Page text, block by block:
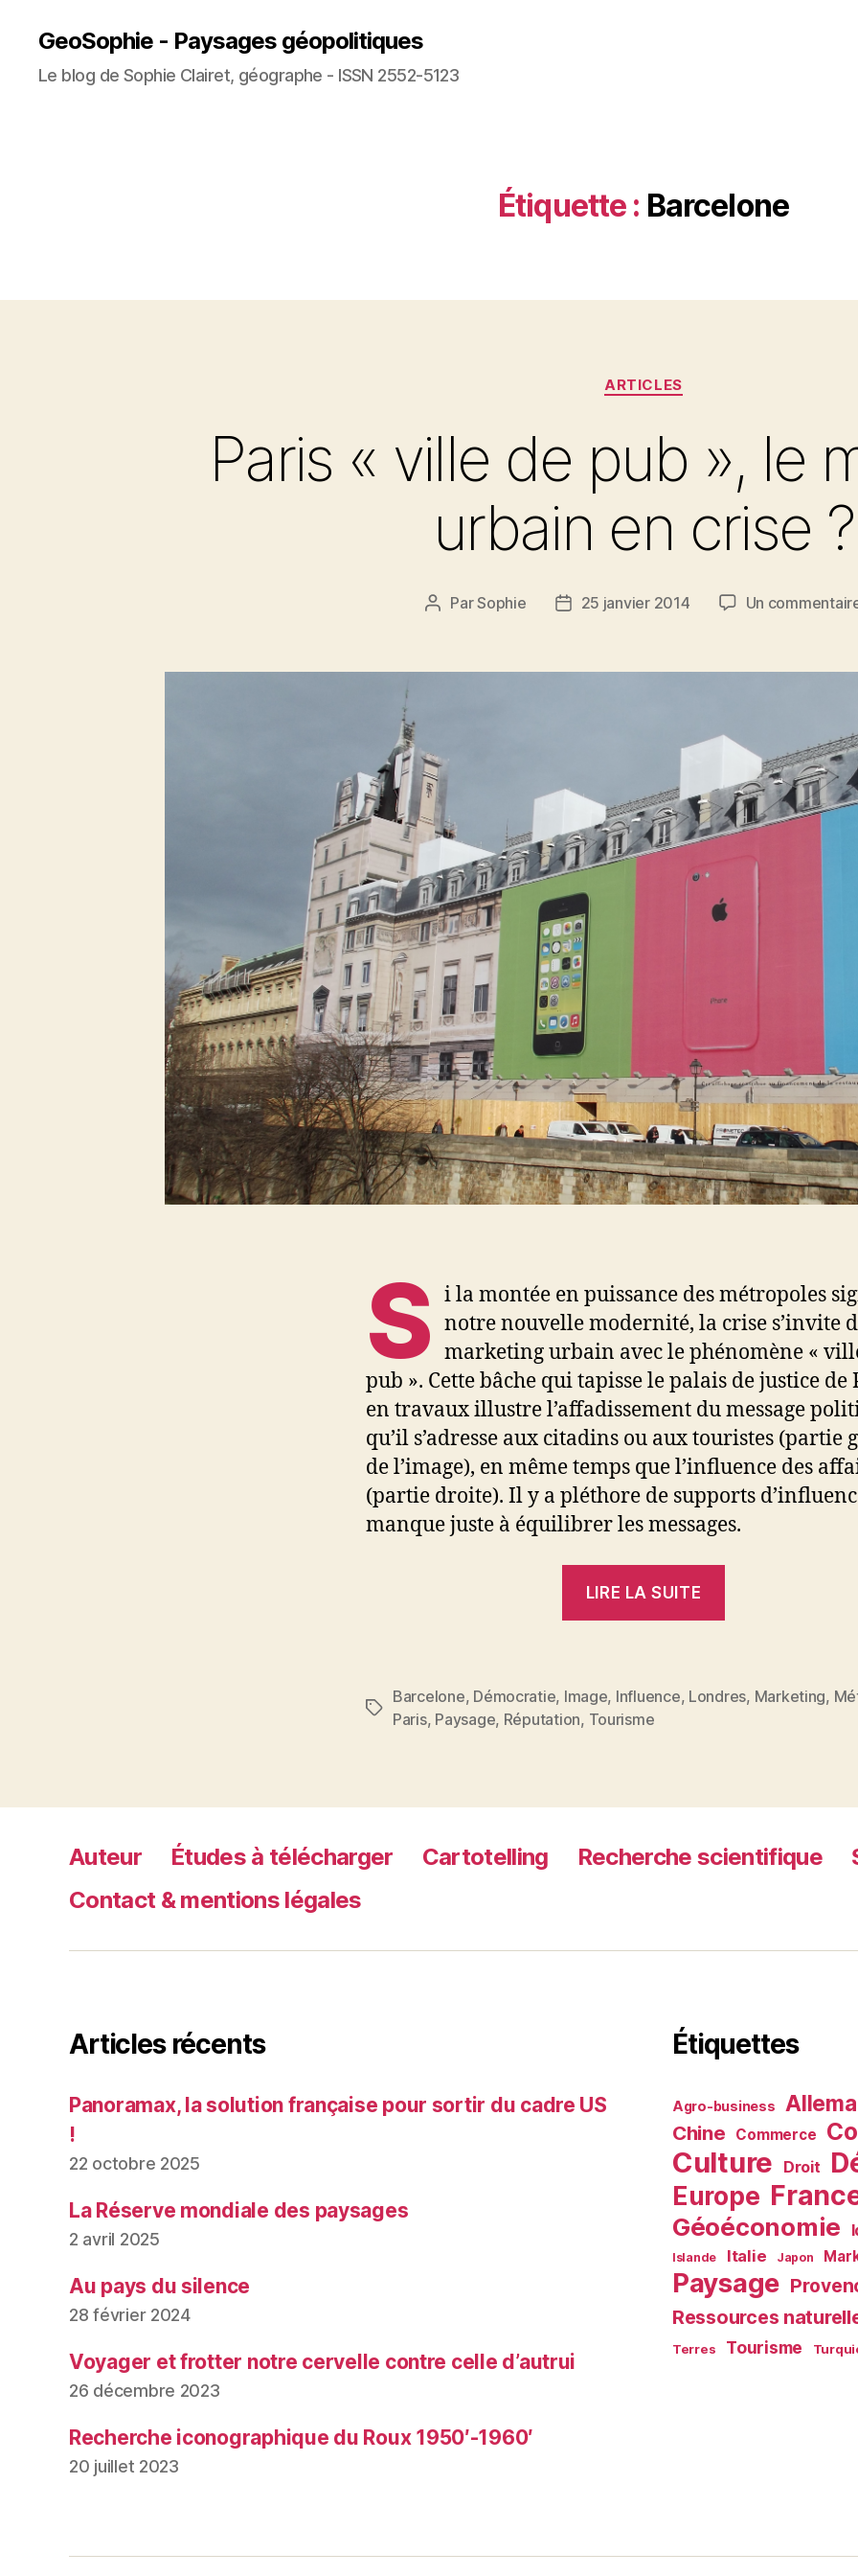
GeoSophie - Paysages géopolitiques
Le blog de Sophie Clairet, géographe - ISSN 2552-5123
Étiquette : Barcelone
Catégories
ARTICLES
Paris « ville de pub », le
urbain en crise ?
Auteur
ParSophie
Date25 janvier 2014 Un
S i la montée en puissance des métropoles
notre nouvelle modernité, la crise s’invite
marketing urbain avec le phénomène «
pub ». Cette bâche qui tapisse le palais de justice de
en travaux illustre l’affadissement du message
qu’il s’adresse aux citadins ou aux touristes (partie
de l’image), en même temps que l’influence des
(partie droite). Il y a pléthore de supports
manque juste à équilibrer les messages.
LIRE LA SUITE
pub
en
Étiquettes
Barcelone, Démocratie, Image, Influence, Londres, Marketing,
Paris, Paysage, Réputation, Tourisme
Auteur Études à télécharger Cartotelling Recherche scientifique
Contact & mentions légales
Articles récents
Panoramax, la solution française pour sortir du cadre US
!
22 octobre 2025
La Réserve mondiale des paysages
2 avril 2025
Au pays du silence
28 février 2024
Voyager et frotter notre cervelle contre celle d’autrui
26 décembre 2023
Recherche iconographique du Roux 1950′-1960′
20 juillet 2023
Étiquettes
Agro-business
Chine Commerce
Culture Droit
Europe
Géoéconomie
Islande Italie Japon
Paysage
Ressources
Terres Tourisme